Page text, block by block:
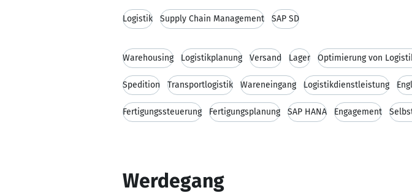
Logistik Supply Chain Management SAP SD
Warehousing Logistikplanung Versand Lager Optimierung von
Spedition Transportlogistik Wareneingang Logistikdienstleistung
Fertigungssteuerung Fertigungsplanung SAP HANA Engagement
Werdegang